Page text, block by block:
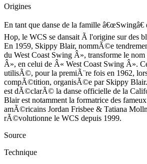
Origines
En tant que danse de la famille
Hop, le WCS se dansait Ã l'origine sur des
En 1959, Skippy Blair, nommÃ©e
du West Coast Swing Â», transforme le
Â», en celui de Â« West Coast Swing Â».
utilisÃ©, pour la premiÃ¨re fois en 1962,
compÃ©tition, organisÃ©e par Skippy
est dÃ©clarÃ© la danse officielle de la
Blair est notamment la formatrice des
amÃ©ricains Jordan Frisbee & Tatiana
rÃ©volutionne le WCS depuis 1999.
Source
Technique